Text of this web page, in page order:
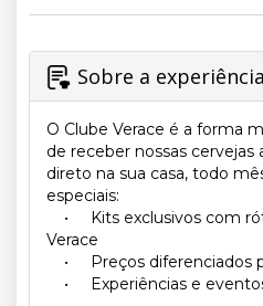
Sobre a experiência
O Clube Verace é a forma
de receber nossas cervejas
direto na sua casa, todo
especiais:
• Kits exclusivos com
Verace
• Preços diferenciados
• Experiências e